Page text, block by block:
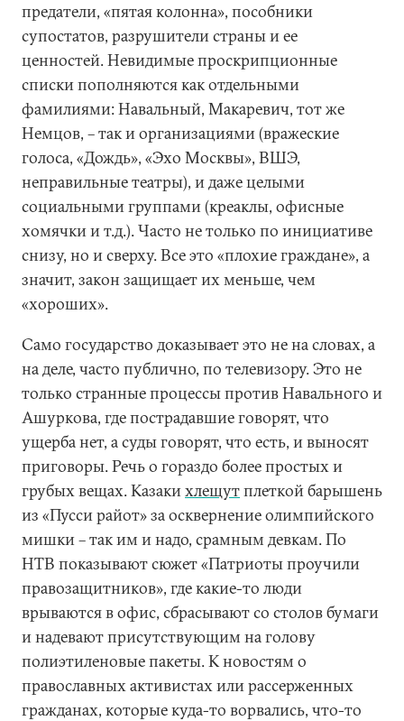
предатели, «пятая колонна», пособники
супостатов, разрушители страны и ее
ценностей. Невидимые проскрипционные
списки пополняются как отдельными
фамилиями: Навальный, Макаревич, тот же
Немцов, – так и организациями (вражеские
голоса, «Дождь», «Эхо Москвы», ВШЭ,
неправильные театры), и даже целыми
социальными группами (креаклы, офисные
хомячки и т.д.). Часто не только по инициативе
снизу, но и сверху. Все это «плохие граждане», а
значит, закон защищает их меньше, чем
«хороших».
Само государство доказывает это не на словах, а
на деле, часто публично, по телевизору. Это не
только странные процессы против Навального и
Ашуркова, где пострадавшие говорят, что
ущерба нет, а суды говорят, что есть, и выносят
приговоры. Речь о гораздо более простых и
грубых вещах. Казакихлещутплеткой барышень
из «Пусси райот» за осквернение олимпийского
мишки – так им и надо, срамным девкам. По
НТВ показывают сюжет «Патриоты проучили
правозащитников», где какие-то люди
врываются в офис, сбрасывают со столов бумаги
и надевают присутствующим на голову
полиэтиленовые пакеты. К новостям о
православных активистах или рассерженных
гражданах, которые куда-то ворвались, что-то